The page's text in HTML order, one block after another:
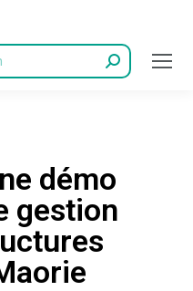
démo
gestion